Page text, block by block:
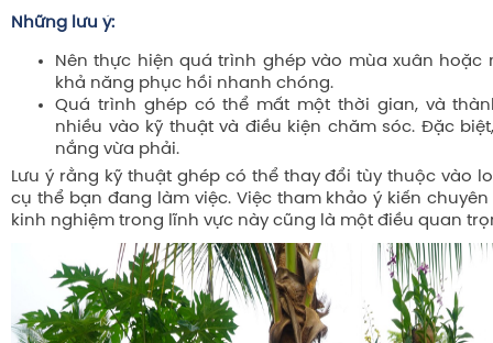
Những lưu ý:
Nên thực hiện quá trình ghép vào mùa xuân hoặc
khả năng phục hồi nhanh chóng.
Quá trình ghép có thể mất một thời gian, và
nhiều vào kỹ thuật và điều kiện chăm sóc. Đặc
nắng vừa phải.
Lưu ý rằng kỹ thuật ghép có thể thay đổi tùy thuộc vào
cụ thể bạn đang làm việc. Việc tham khảo ý kiến
kinh nghiệm trong lĩnh vực này cũng là một điều quan